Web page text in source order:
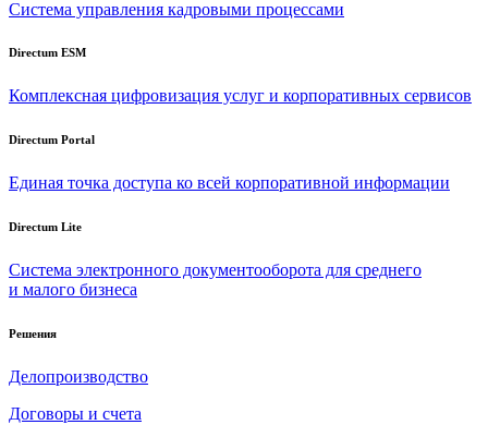
Система управления кадровыми процессами
Directum ESM
Комплексная цифровизация услуг и корпоративных сервисов
Directum Portal
Единая точка доступа ко всей корпоративной информации
Directum Lite
Система электронного документооборота для среднего
и малого бизнеса
Решения
Делопроизводство
Договоры и счета